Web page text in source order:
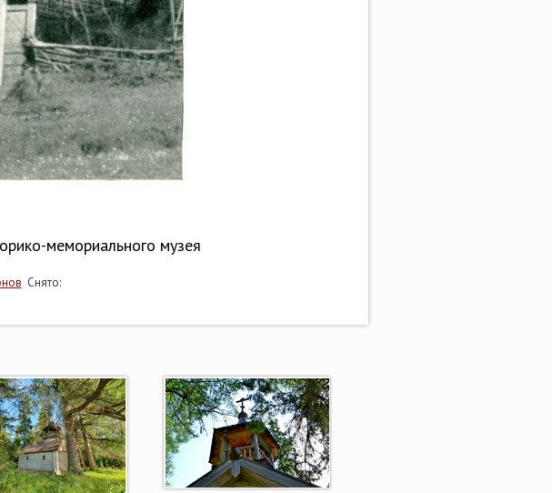
мемориального музея
Снято: